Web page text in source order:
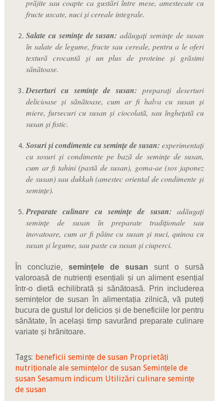
prăjite sau coapte ca gustări între mese, amestecate cu
fructe uscate, nuci și cereale integrale.
Salate cu semințe de susan: adăugați semințe de susan
în salate de legume, fructe sau cereale, pentru a le oferi
textură crocantă și un plus de proteine și grăsimi
sănătoase.
Deserturi cu semințe de susan: preparați deserturi
delicioase și sănătoase, cum ar fi halva cu susan și
miere, fursecuri cu susan și ciocolată, sau înghețată cu
susan și fistic.
Sosuri și condimente cu semințe de susan: experimentați
cu sosuri și condimente pe bază de semințe de susan,
cum ar fi tahini (pastă de susan), goma-ae (sos japonez
de susan) sau dukkah (amestec oriental de condimente și
semințe).
Preparate culinare cu semințe de susan: adăugați
semințe de susan în preparate tradiționale sau
inovatoare, cum ar fi pâine cu susan și nuci, quinoa cu
susan și legume, sau paste cu susan și ciuperci.
În concluzie, semințele de susan sunt o sursă
valoroasă de nutrienți esențiali și un aliment esențial
într-o dietă echilibrată și sănătoasă. Prin includerea
semințelor de susan în alimentația zilnică, vă puteți
bucura de gustul lor delicios și de beneficiile lor pentru
sănătate, în același timp savurând preparate culinare
variate și hrănitoare.
Tags: beneficii semințe de susan Proprietăți
nutriționale ale semințelor de susan Semințele de
susan Sesamum indicum Utilizări culinare semințe
de susan